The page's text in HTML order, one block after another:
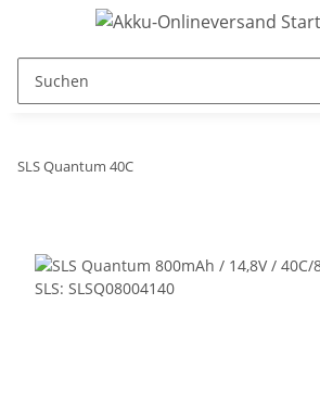
SLS Quantum 40C